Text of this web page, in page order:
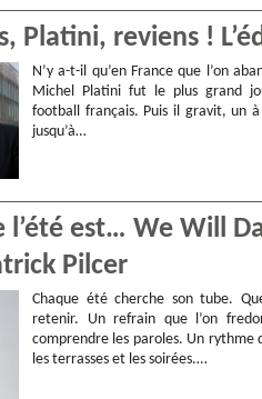
Platini, reviens !
N’y a-t-il qu’en France que l’on
Michel Platini fut le plus grand
football français. Puis il gravit, un
jusqu’à…
l’été est… We Will
Pilcer
Chaque été cherche son tube.
retenir. Un refrain que l’on
comprendre les paroles. Un rythme
les terrasses et les soirées.…